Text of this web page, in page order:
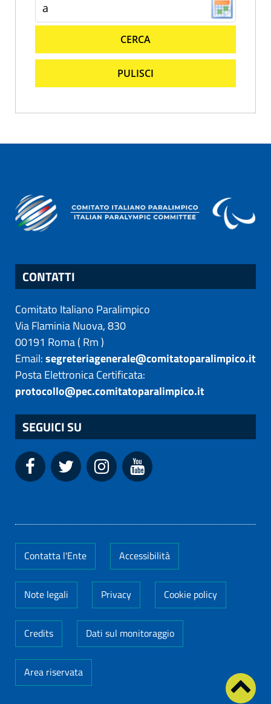
CERCA
PULISCI
CONTATTI
Comitato Italiano Paralimpico
Via Flaminia Nuova, 830
00191 Roma( Rm)
Email:segreteriagenerale@comitatoparalimpico.it
Posta Elettronica Certificata:
protocollo@pec.comitatoparalimpico.it
SEGUICI SU
Contatta l'Ente Accessibilità
Note legali Privacy Cookie policy
Credits Dati sul monitoraggio
Area riservata